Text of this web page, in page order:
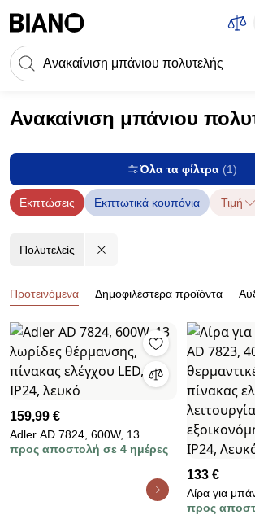
Πεδίο αναζήτησης
Ανακαίνιση μπάνιου
Ανακαίνιση Ανακαίνιση μπάνιου Ανακαίνιση
Όλα τα φίλτρα (1)
Εκπτώσεις Εκπτωτικά κουπόνια Τιμή
Πολυτελείς
Προϊόντα
Προτεινόμενα Δημοφιλέστερα προϊόντα
159,99 €
Adler AD 7824, 600W, 13
λωρίδες θέρμανσης, πίνακας
προς αποστολή σε 4 ημέρες
133 €
Λίρα για
400W, 10
προς